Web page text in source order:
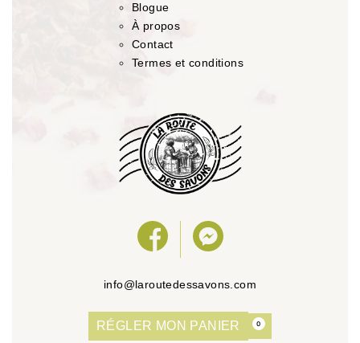
Blogue
À propos
Contact
Termes et conditions
info@laroutedessavons.com
RÉGLER MON PANIER 0